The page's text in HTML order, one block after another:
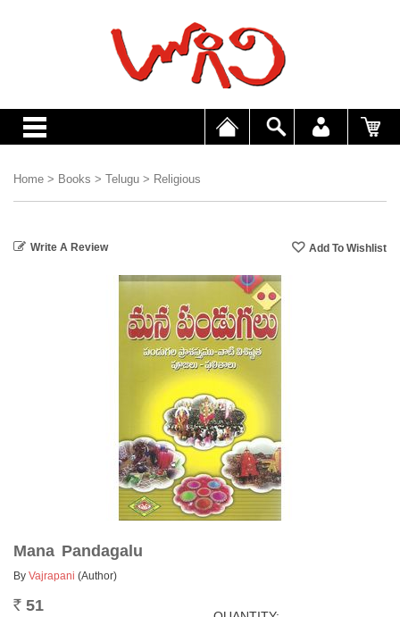
Home > Books > Telugu > Religious
Write A Review
Mana Pandagalu
By Vajrapani (Author)
Rs. 51